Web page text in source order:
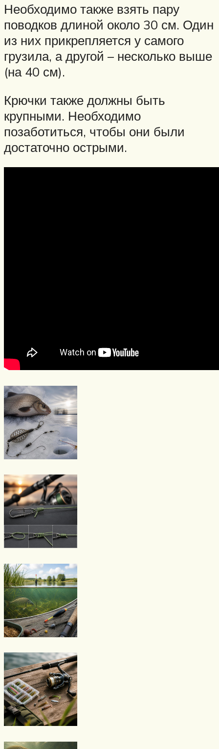
Необходимо также взять пару
поводков длиной около 30 см. Один
из них прикрепляется у самого
грузила, а другой – несколько выше
(на 40 см).
Крючки также должны быть
крупными. Необходимо
позаботиться, чтобы они были
достаточно острыми.